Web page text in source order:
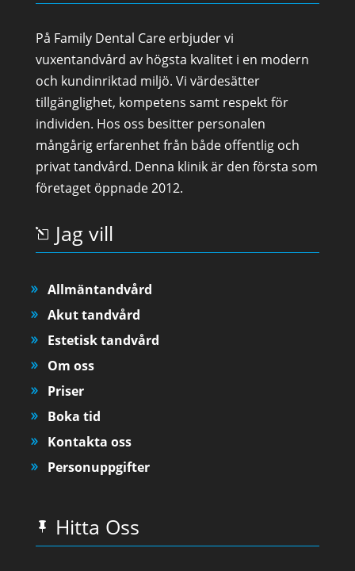
På Family Dental Care erbjuder vi
vuxentandvård av högsta kvalitet i en modern
och kundinriktad miljö. Vi värdesätter
tillgänglighet, kompetens samt respekt för
individen. Hos oss besitter personalen
mångårig erfarenhet från både offentlig och
privat tandvård. Denna klinik är den första som
företaget öppnade 2012.
Jag vill
Allmäntandvård
Akut tandvård
Estetisk tandvård
Om oss
Priser
Boka tid
Kontakta oss
Personuppgifter
Hitta Oss